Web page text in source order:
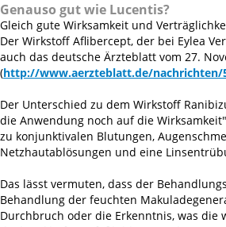
Genauso gut wie Lucentis?
Gleich gute Wirksamkeit und
Der Wirkstoff Aflibercept, der bei Eylea
auch das deutsche Ärzteblatt vom 27.
(http://www.aerzteblatt.de/nachrichten/
Der Unterschied zu dem Wirkstoff
die Anwendung noch auf die
zu konjunktivalen Blutungen,
Netzhautablösungen und eine
Das lässt vermuten, dass der
Behandlung der feuchten
Durchbruch oder die Erkenntnis, was die